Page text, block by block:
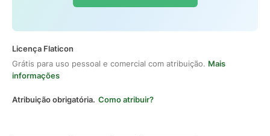
Licença Flaticon
Grátis para uso pessoal e comercial com atribuição. Mais
informações
Atribuição obrigatória. Como atribuir?